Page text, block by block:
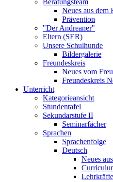
Beratungsteam
Neues aus dem
Prävention
"Der Andreaner"
Eltern (SER)
Unsere Schulhunde
Bildergalerie
Freundeskreis
Neues vom
Freundeskreis
Unterricht
Kategorieansicht
Stundentafel
Sekundarstufe II
Seminarfächer
Sprachen
Sprachenfolge
Deutsch
Neues